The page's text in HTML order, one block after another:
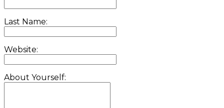
Last Name:
Website:
About Yourself: